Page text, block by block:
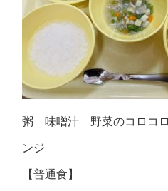
粥 味噌汁 野菜のコロコ
ンジ
【普通食】